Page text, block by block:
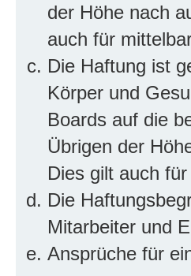
der Höhe nach
auch für
Die Haftung ist
Körper und
Boards auf die
Übrigen der
Dies gilt auch
Die
Mitarbeiter und
Ansprüche für